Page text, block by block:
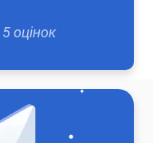
5оцінок